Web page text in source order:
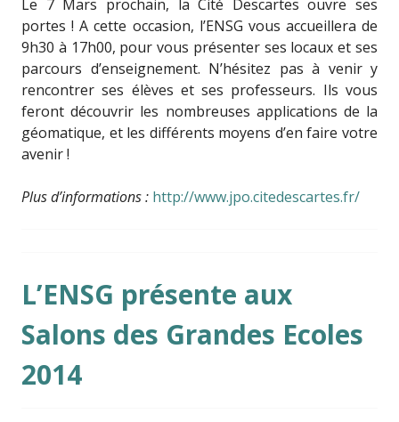
Le 7 Mars prochain, la Cité Descartes ouvre ses
portes ! A cette occasion, l’ENSG vous accueillera de
9h30 à 17h00, pour vous présenter ses locaux et ses
parcours d’enseignement. N’hésitez pas à venir y
rencontrer ses élèves et ses professeurs. Ils vous
feront découvrir les nombreuses applications de la
géomatique, et les différents moyens d’en faire votre
avenir !
Plus d’informations : http://www.jpo.citedescartes.fr/
L’ENSG présente aux
Salons des Grandes Ecoles
2014